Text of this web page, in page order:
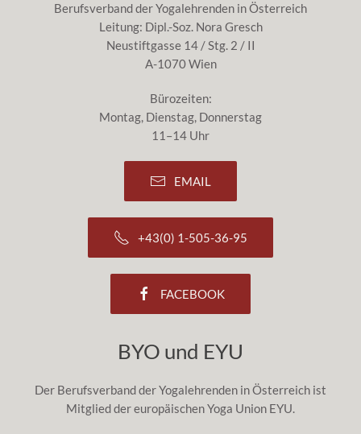
Berufsverband der Yogalehrenden in Österreich
Leitung: Dipl.-Soz. Nora Gresch
Neustiftgasse 14 / Stg. 2 / II
A-1070 Wien
Bürozeiten:
Montag, Dienstag, Donnerstag
11–14 Uhr
EMAIL
+43(0) 1-505-36-95
FACEBOOK
BYO und EYU
Der Berufsverband der Yogalehrenden in Österreich ist
Mitglied der europäischen Yoga Union EYU.